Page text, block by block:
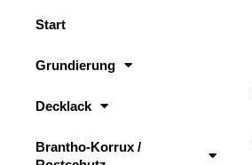
Start
Grundierung
Decklack
Brantho-Korrux /